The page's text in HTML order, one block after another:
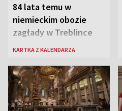
84 lata temu w
niemieckim obozie
zagłady w Treblince
zmarł Janusz Korczak
KARTKA Z KALENDARZA